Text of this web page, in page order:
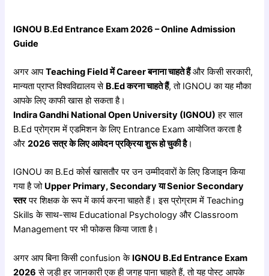
IGNOU B.Ed Entrance Exam 2026 – Online Admission
Guide
अगर आपTeaching Fieldमें Careerबनानाचाहतेहैंऔर किसी सरकारी,
मान्यता प्राप्त विश्वविद्यालय से B.Edकरनाचाहतेहैं, तो IGNOU का यह मौका
आपके लिए काफी खास हो सकता है।
Indira Gandhi National Open University (IGNOU) हर साल
B.Ed प्रोग्राम में एडमिशन के लिए Entrance Exam आयोजित करता है
और2026सत्रकेलिएआवेदनप्रक्रियाशुरूहोचुकीहै।
IGNOU का B.Ed कोर्स खासतौर पर उन उम्मीदवारों के लिए डिजाइन किया
गया है जो Upper Primary, Secondaryया Senior Secondary
स्तरपर शिक्षक के रूप में कार्य करना चाहते हैं। इस प्रोग्राम में Teaching
Skills के साथ-साथ Educational Psychology और Classroom
Management पर भी फोकस किया जाता है।
अगर आप बिना किसी confusion के IGNOU B.Ed Entrance Exam
2026 से जुड़ी हर जानकारी एक ही जगह पाना चाहते हैं, तो यह पोस्ट आपके